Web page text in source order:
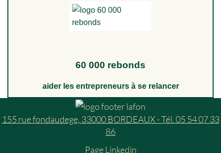
60 000 rebonds
aider les entrepreneurs à se relancer
155 rue fondaudege, 33000 BORDEAUX - Tél. 05 54 07 33
86
Page Linkedin